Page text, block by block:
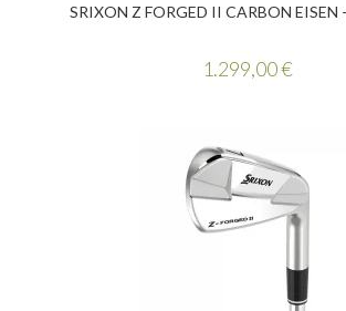
SRIXON Z FORGED II CARBON EISEN
1.299,00€